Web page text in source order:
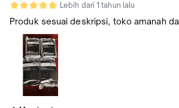
Lebih dari 1 tahun lalu
Produk sesuai deskripsi, toko amanah